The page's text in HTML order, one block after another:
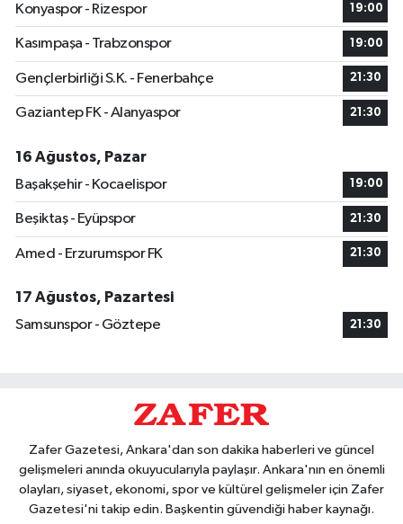
Konyaspor - Rizespor
19:00
Kasımpaşa - Trabzonspor 19:00
Gençlerbirliği S.K. - Fenerbahçe 21:30
Gaziantep FK - Alanyaspor 21:30
16 Ağustos, Pazar
Başakşehir - Kocaelispor
19:00
Beşiktaş - Eyüpspor 21:30
Amed - Erzurumspor FK 21:30
17 Ağustos, Pazartesi
Samsunspor - Göztepe
21:30
Zafer Gazetesi, Ankara'dan son dakika haberleri ve güncel
gelişmeleri anında okuyucularıyla paylaşır. Ankara'nın en önemli
olayları, siyaset, ekonomi, spor ve kültürel gelişmeler için Zafer
Gazetesi'ni takip edin. Başkentin güvendiği haber kaynağı.